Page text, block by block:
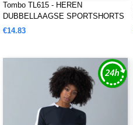
Tombo TL615 - HEREN
DUBBELLAAGSE SPORTSHORTS
€14.83